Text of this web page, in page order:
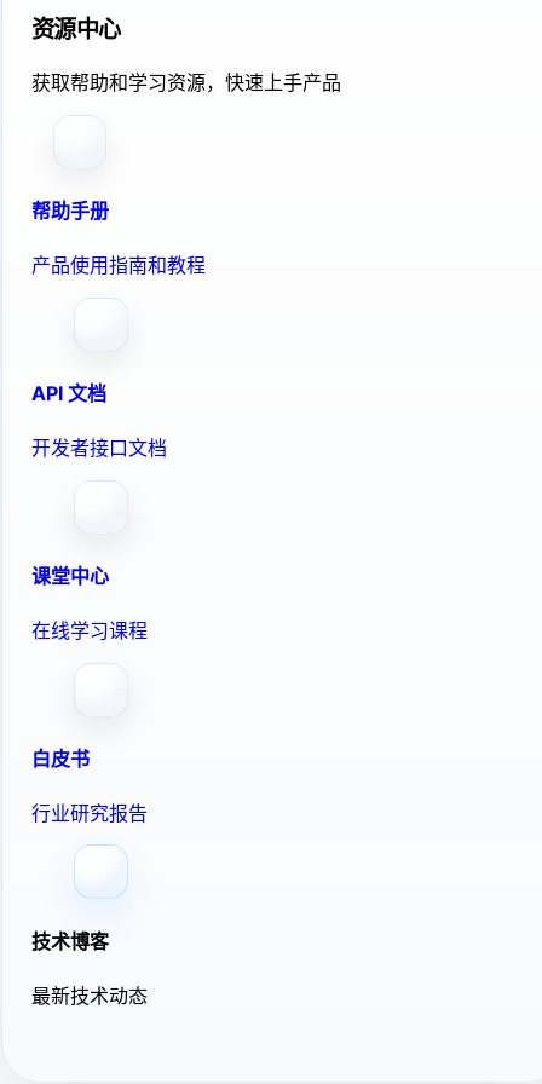
资源中心
获取帮助和学习资源，快速上手产品
帮助手册
产品使用指南和教程
API 文档
开发者接口文档
课堂中心
在线学习课程
白皮书
行业研究报告
技术博客
最新技术动态